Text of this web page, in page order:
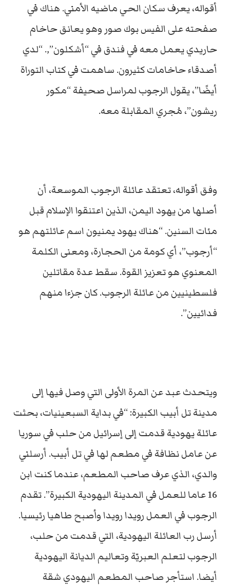
أقواله، يعرف سكان الحي ماضيه الأمني. هناك في
صفحته على الفيس بوك صور وهو يعانق حاخام
حاريدي يعمل معه في فندق في “أشكلون”,. “لدي
أصدقاء حاخامات كثيرون. ساهمت في كتاب التوراة
أيضًا”، يقول الرجوب لمراسل صحيفة “مكور
ريشون”، مُجري المقابلة معه.
وفق أقواله، تعتقد عائلة الرجوب الموسعة، أن
أصلها من يهود اليمن، الذين اعتنقوا الإسلام قبل
مئات السنين. “هناك يهود يمنيون اسم عائلتهم هو
“أرجوب”، أي كومة من الحجارة، ومعنى الكلمة
المعنوي هو تعزيز القوة. سقط عدة مقاتلين
فلسطينيين من عائلة الرجوب. كان جزءا منهم
فدائيين”.
ويتحدث عبد عن المرة الأولى التي وصل فيها إلى
مدينة تل أبيب الكبيرة: “في بداية السبعينيات، بحثت
عائلة يهودية قدمت إلى إسرائيل من حلب في سوريا
عن عامل نظافة في مطعم لها في تل أبيب. أرسلني
والدي، الذي عرف صاحب المطعم، عندما كنت ابن
16 عاما للعمل في المدينة اليهودية الكبيرة”. تقدم
الرجوب في العمل رويدا رويدا وأصبح طاهيا رئيسيا.
أرسل رب العائلة اليهودية، التي قدمت من حلب،
الرجوب لتعلم العبريّة وتعاليم الديانة اليهودية
أيضا. استأجر صاحب المطعم اليهودي شقة